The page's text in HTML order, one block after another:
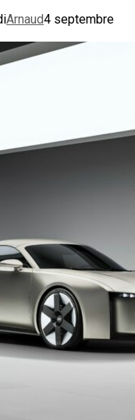
Arnaud4 septembre